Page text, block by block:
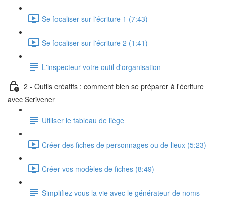
Se focaliser sur l'écriture 1 (7:43)
Se focaliser sur l'écriture 2 (1:41)
L'inspecteur votre outil d'organisation
2 - Outils créatifs : comment bien se préparer à l'écriture
avec Scrivener
Utiliser le tableau de liège
Créer des fiches de personnages ou de lieux (5:23)
Créer vos modèles de fiches (8:49)
Simplifiez vous la vie avec le générateur de noms